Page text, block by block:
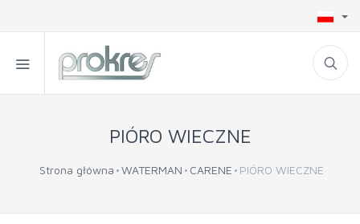
PIÓRO WIECZNE
Strona główna WATERMAN CARENE PIÓRO WIECZNE